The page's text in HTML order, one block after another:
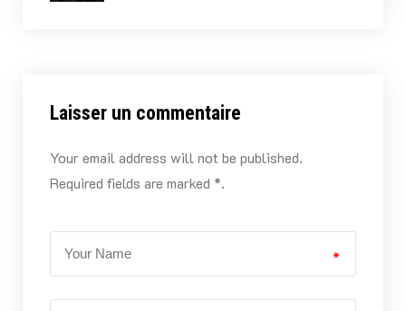
Laisser un commentaire
Your email address will not be published.
Required fields are marked *.
*